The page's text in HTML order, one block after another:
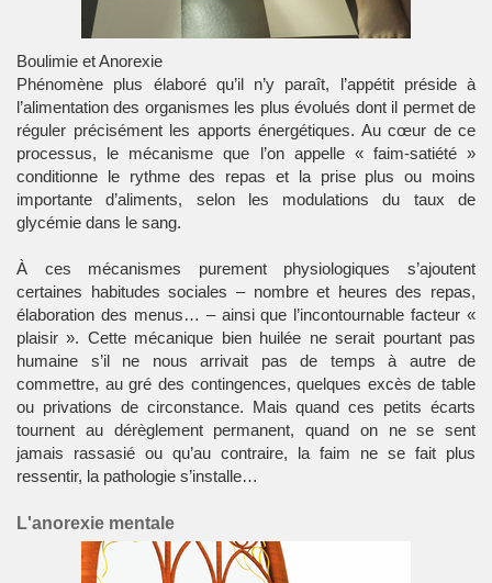
Boulimie et Anorexie
Phénomène plus élaboré qu’il n’y paraît, l’appétit préside à
l’alimentation des organismes les plus évolués dont il permet de
réguler précisément les apports énergétiques. Au cœur de ce
processus, le mécanisme que l’on appelle « faim-satiété »
conditionne le rythme des repas et la prise plus ou moins
importante d’aliments, selon les modulations du taux de
glycémie dans le sang.
À ces mécanismes purement physiologiques s’ajoutent
certaines habitudes sociales – nombre et heures des repas,
élaboration des menus… – ainsi que l’incontournable facteur «
plaisir ». Cette mécanique bien huilée ne serait pourtant pas
humaine s’il ne nous arrivait pas de temps à autre de
commettre, au gré des contingences, quelques excès de table
ou privations de circonstance. Mais quand ces petits écarts
tournent au dérèglement permanent, quand on ne se sent
jamais rassasié ou qu’au contraire, la faim ne se fait plus
ressentir, la pathologie s’installe…
L'anorexie mentale